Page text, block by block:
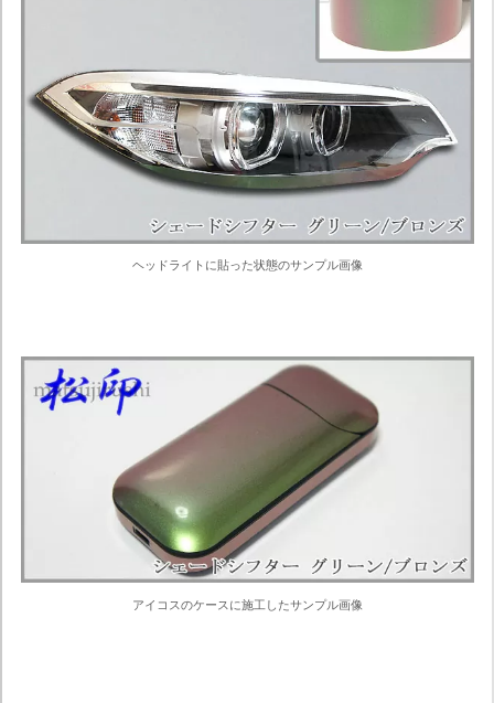
ヘッドライトに貼った状態のサンプル画像
アイコスのケースに施工したサンプル画像